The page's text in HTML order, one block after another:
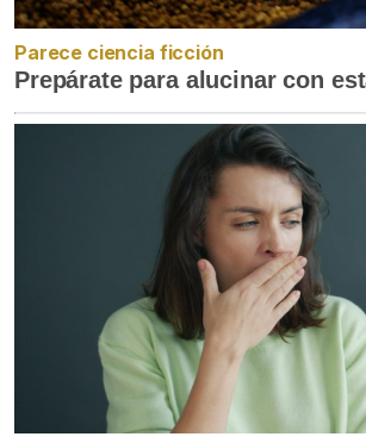
Parece ciencia ficción
Prepárate para alucinar con